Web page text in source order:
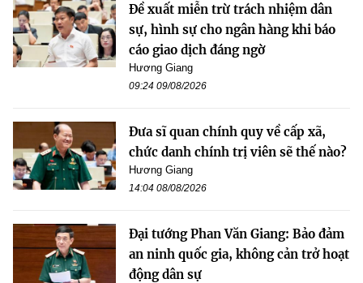
Đề xuất miễn trừ trách nhiệm dân
sự, hình sự cho ngân hàng khi báo
cáo giao dịch đáng ngờ
Hương Giang
09:24 09/08/2026
Đưa sĩ quan chính quy về cấp xã,
chức danh chính trị viên sẽ thế nào?
Hương Giang
14:04 08/08/2026
Đại tướng Phan Văn Giang: Bảo đảm
an ninh quốc gia, không cản trở hoạt
động dân sự